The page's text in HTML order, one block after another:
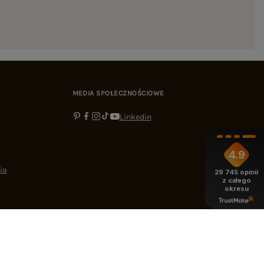
MEDIA SPOŁECZNOŚCIOWE
Linkedin
4.9
29 745 opinii
z całego
okresu